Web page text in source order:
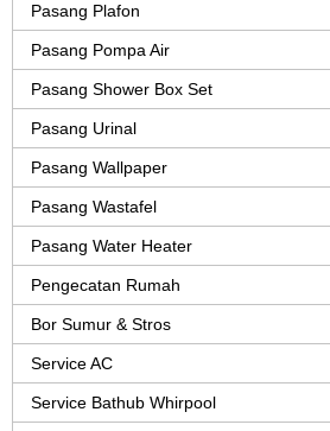
Pasang Plafon
Pasang Pompa Air
Pasang Shower Box Set
Pasang Urinal
Pasang Wallpaper
Pasang Wastafel
Pasang Water Heater
Pengecatan Rumah
Bor Sumur & Stros
Service AC
Service Bathub Whirpool